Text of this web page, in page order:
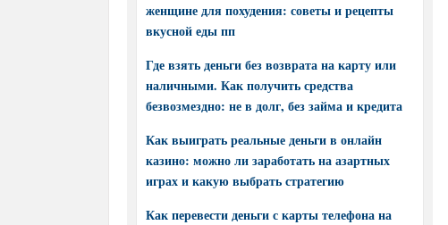
женщине для похудения: советы и рецепты
вкусной еды пп
Где взять деньги без возврата на карту или
наличными. Как получить средства
безвозмездно: не в долг, без займа и кредита
Как выиграть реальные деньги в онлайн
казино: можно ли заработать на азартных
играх и какую выбрать стратегию
Как перевести деньги с карты телефона на